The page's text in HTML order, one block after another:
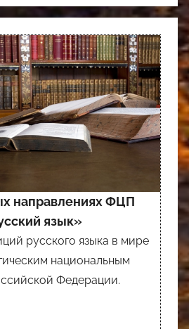
направлениях ФЦП
язык»
русского языка в мире
национальным
Федерации.